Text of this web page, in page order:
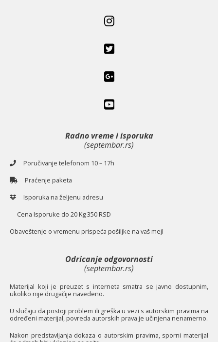
Radno vreme i isporuka
(septembar.rs)
Poručivanje telefonom 10 – 17h
Praćenje paketa
Isporuka na željenu adresu
Cena Isporuke do 20 Kg 350 RSD
Obaveštenje o vremenu prispeća pošiljke na vaš mejl
Odricanje odgovornosti
(septembar.rs)
Materijal koji je preuzet s interneta smatra se javno dostupnim,
ukoliko nije drugačije navedeno.
U slučaju da postoji problem ili greška u vezi s autorskim pravima na
određeni materijal, povreda autorskih prava je učinjena nenamerno.
Nakon predstavljanja dokaza o autorskim pravima, sporni materijal